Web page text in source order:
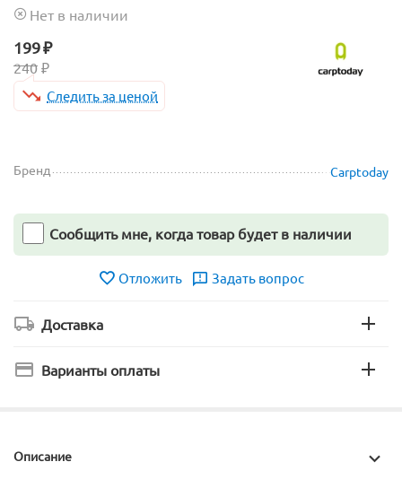
Нет в наличии
199₽
240 ₽
Следить за ценой
Бренд Carptoday
Сообщить мне, когда товар будет в наличии
Отложить Задать вопрос
Доставка
Варианты оплаты
Описание